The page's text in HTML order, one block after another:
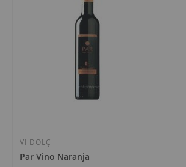
VI DOLÇ
Par Vino Naranja